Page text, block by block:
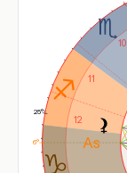
10
11
12
6°
25°